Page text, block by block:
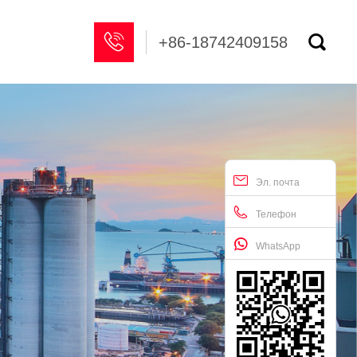
 +86-18742409158 
Эл. почта
Телефон
WhatsApp